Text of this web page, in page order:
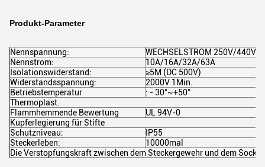
Produkt-Parameter
Nennspannung:
WECHSELSTROM 250V/440V
Nennstrom:
10A/16A/32A/63A
Isolationswiderstand:
≥5M (DC 500V)
Widerstandsspannung:
2000V 1Min.
Betriebstemperatur
: - 30°~+50°
Thermoplast.
Flammhemmende Bewertung
UL 94V-0
Kupferlegierung für Stifte
Schutzniveau:
IP55
Steckerleben:
10000mal
Die Verstopfungskraft zwischen dem Steckergewehr und dem